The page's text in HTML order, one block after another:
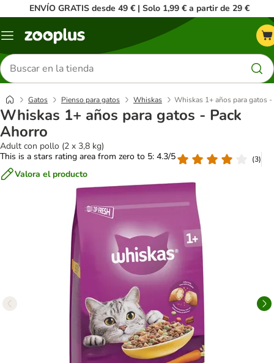
ENVÍO GRATIS desde 49 € | Solo 1,99 € a partir de 29 €
Menú
Buscar
productos
Gatos Pienso para gatos Whiskas Whiskas 1+ años para gatos
Whiskas 1+ años para gatos - Pack
Ahorro
Adult con pollo (2 x 3,8 kg)
This is a stars rating area from zero to 5: 4.3/5
(3)
Valora el producto